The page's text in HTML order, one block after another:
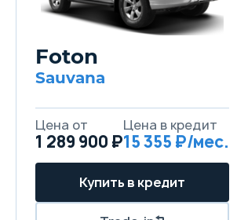
Foton
Sauvana
1 289 900 ₽15 355